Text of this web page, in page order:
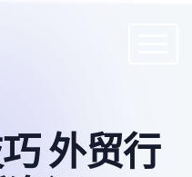
外贸行